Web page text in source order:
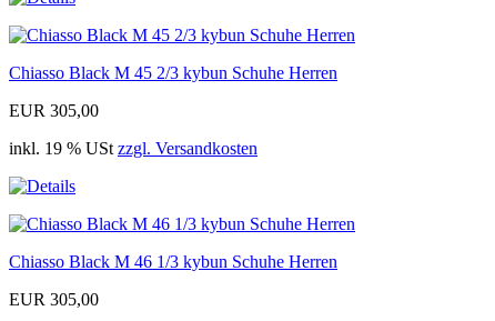
Chiasso Black M 45 2/3 kybun Schuhe Herren
EUR 305,00
inkl. 19 % USt zzgl. Versandkosten
Chiasso Black M 46 1/3 kybun Schuhe Herren
EUR 305,00